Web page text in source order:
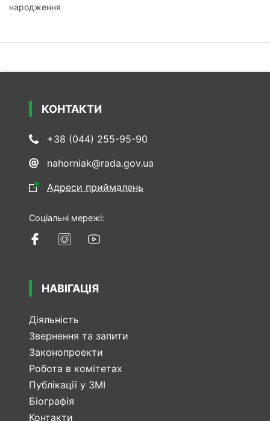
народження
КОНТАКТИ
+38 (044) 255-95-90
nahorniak@rada.gov.ua
Адреси приймалень
Соціальні мережі:
НАВІГАЦІЯ
Діяльність
Звернення та запити
Законопроекти
Робота в комітетах
Публікації у ЗМІ
Біографія
Контакти